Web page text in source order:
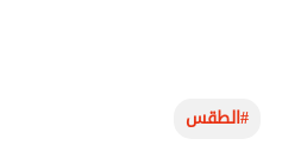
الطقس#